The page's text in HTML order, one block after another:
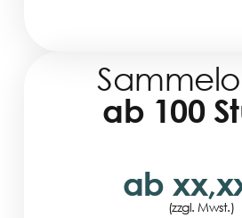
ab 100
ab
(zzgl. Mwst.)